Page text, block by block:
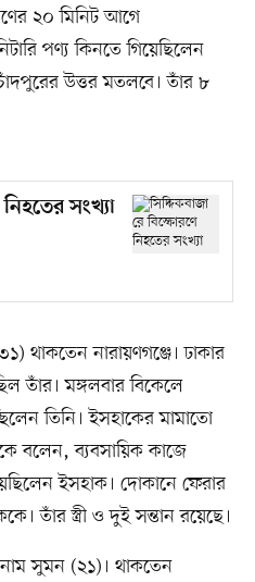
২০ মিনিট আগে
পণ্য কিনতে গিয়েছিলেন
উত্তর মতলবে। তাঁর ৮
সংখ্যা
থাকতেন নারায়ণগঞ্জে। ঢাকার
তাঁর। মঙ্গলবার বিকেলে
তিনি। ইসহাকের মামাতো
বলেন, ব্যবসায়িক কাজে
ইসহাক। দোকানে ফেরার
তাঁর স্ত্রী ও দুই সন্তান রয়েছে।
সুমন (২১)। থাকতেন